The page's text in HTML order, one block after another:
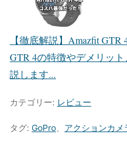
【徹底解説】Amazfit
GTR 4の特徴やデメリッ
説します...
カテゴリー: レビュー
タグ: GoPro アクションカメ